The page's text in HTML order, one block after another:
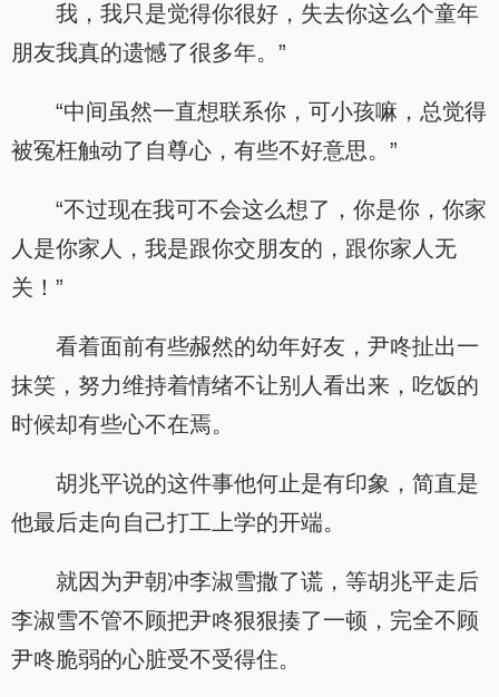
我，我只是觉得你很好，失去你这么个童年
朋友我真的遗憾了很多年。”
“中间虽然一直想联系你，可小孩嘛，总觉得
被冤枉触动了自尊心，有些不好意思。”
“不过现在我可不会这么想了，你是你，你家
人是你家人，我是跟你交朋友的，跟你家人无
关！”
看着面前有些赧然的幼年好友，尹咚扯出一
抹笑，努力维持着情绪不让别人看出来，吃饭的
时候却有些心不在焉。
胡兆平说的这件事他何止是有印象，简直是
他最后走向自己打工上学的开端。
就因为尹朝冲李淑雪撒了谎，等胡兆平走后
李淑雪不管不顾把尹咚狠狠揍了一顿，完全不顾
尹咚脆弱的心脏受不受得住。